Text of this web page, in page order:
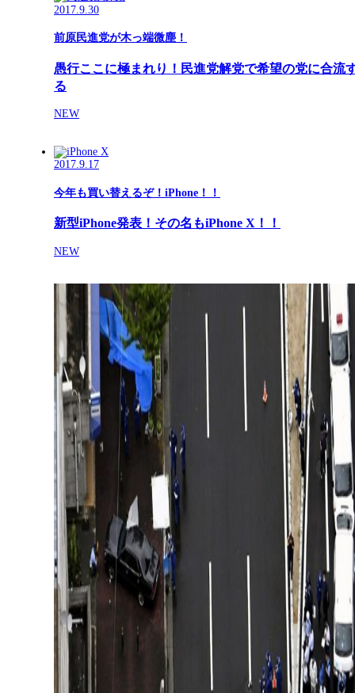
2017.9.30
前原民進党が木っ端微塵！
愚行ここに極まれり！民進党解党で希望の党に合流
る
NEW
2017.9.17
今年も買い替えるぞ！iPhone！！
新型iPhone発表！その名もiPhone X！！
NEW